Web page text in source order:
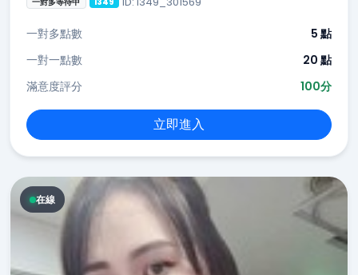
一對多點數
5 點
一對一點數
20 點
滿意度評分
100分
立即進入
在線